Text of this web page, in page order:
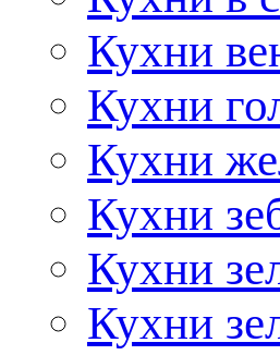
Кухни
Кухни
Кухни
Кухни
Кухни
Кухни